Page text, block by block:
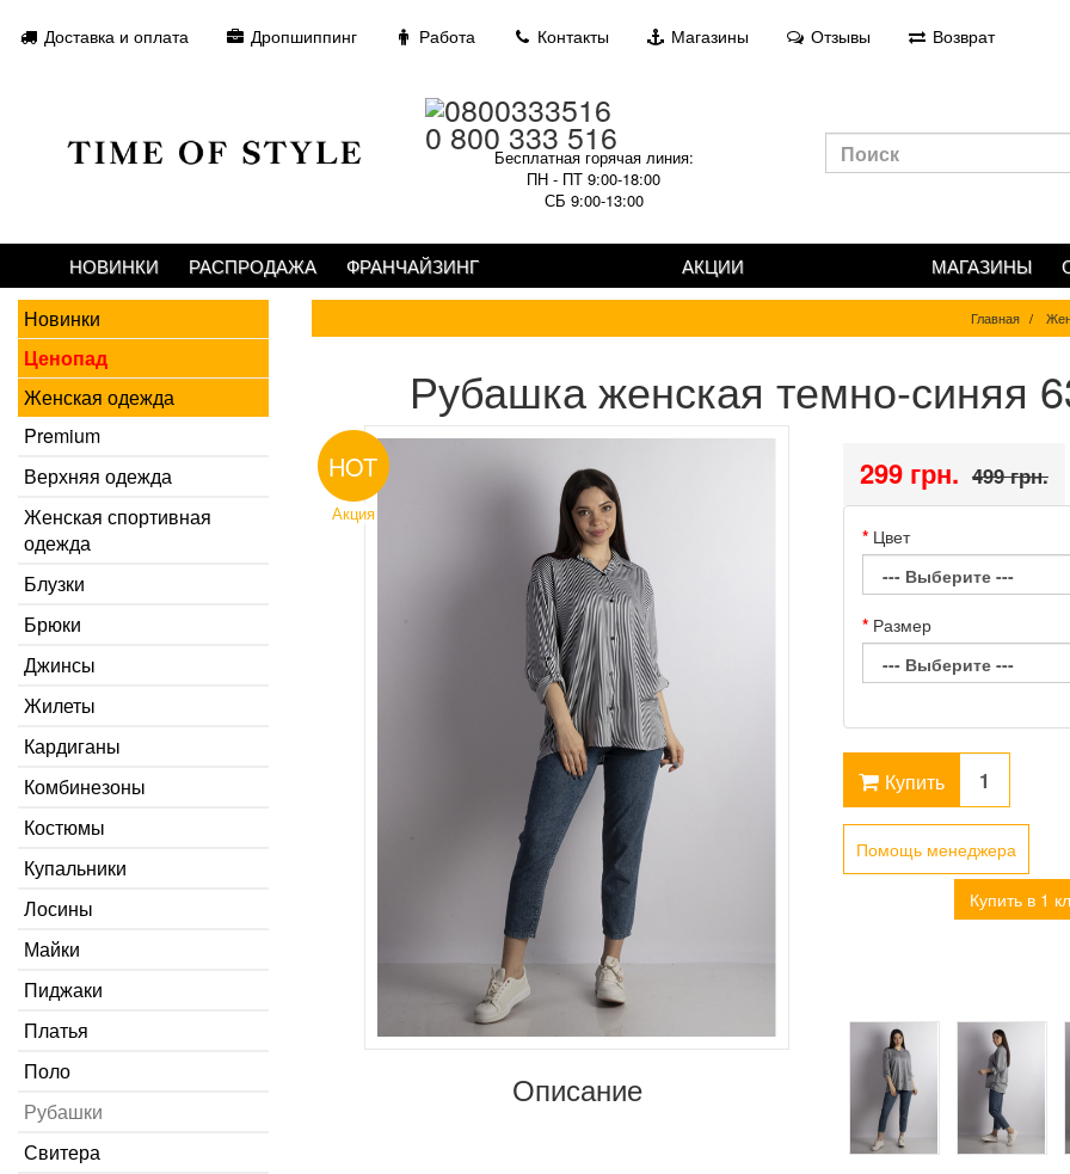
Доставка и оплата Дропшиппинг Работа Контакты Магазины Отзывы Возврат
0 800 333 516
Бесплатная горячая линия:
ПН - ПТ 9:00-18:00
СБ 9:00-13:00
НОВИНКИ РАСПРОДАЖА ФРАНЧАЙЗИНГ АКЦИИ МАГАЗИНЫ
Новинки
Ценопад
Женская одежда
Premium
Верхняя одежда
Женская спортивная
одежда
Блузки
Брюки
Джинсы
Жилеты
Кардиганы
Комбинезоны
Костюмы
Купальники
Лосины
Майки
Пиджаки
Платья
Поло
Рубашки
Свитера
Главная
Рубашка женская темно-синяя
HOT
Акция
Описание
299 грн. 499 грн.
Цвет
Размер
Купить
Помощь менеджера
Купить в 1